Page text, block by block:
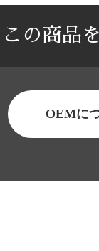
この商品
OEMに